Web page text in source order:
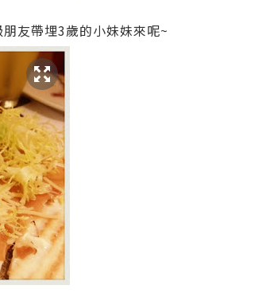
友帶埋3歲的小妹妹來呢~